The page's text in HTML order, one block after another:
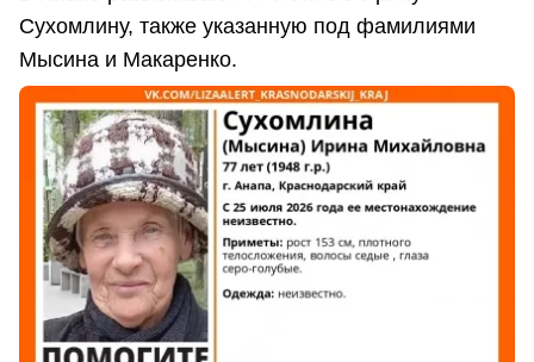
Сухомлину, также указанную под фамилиями
Мысина и Макаренко.